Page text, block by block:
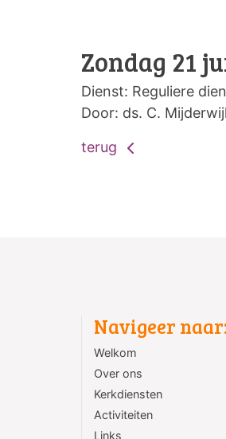
Zondag 21
Dienst: Reguliere
Door: ds. C.
terug
Navigeer naar:
Welkom
Over ons
Kerkdiensten
Activiteiten
Links